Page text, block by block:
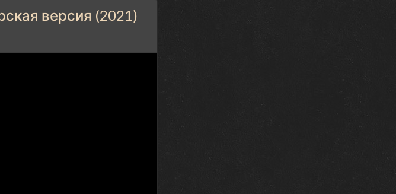
версия (2021)